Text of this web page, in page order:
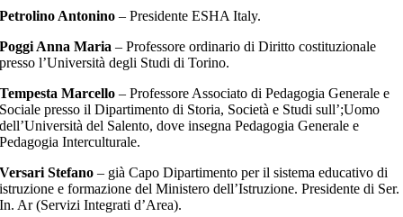
Petrolino Antonino – Presidente ESHA Italy.
Poggi Anna Maria – Professore ordinario di Diritto costituzionale
presso l’Università degli Studi di Torino.
Tempesta Marcello – Professore Associato di Pedagogia Generale e
Sociale presso il Dipartimento di Storia, Società e Studi sull’;Uomo
dell’Università del Salento, dove insegna Pedagogia Generale e
Pedagogia Interculturale.
Versari Stefano – già Capo Dipartimento per il sistema educativo di
istruzione e formazione del Ministero dell’Istruzione. Presidente di Ser.
In. Ar (Servizi Integrati d’Area).